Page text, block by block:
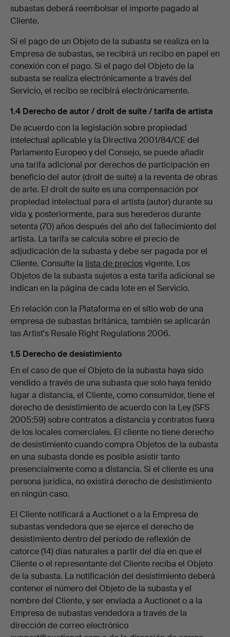
subastas deberá reembolsar el importe pagado al
Cliente.
Si el pago de un Objeto de la subasta se realiza en la
Empresa de subastas, se recibirá un recibo en papel en
conexión con el pago. Si el pago del Objeto de la
subasta se realiza electrónicamente a través del
Servicio, el recibo se recibirá electrónicamente.
1.4 Derecho de autor / droit de suite / tarifa de artista
De acuerdo con la legislación sobre propiedad
intelectual aplicable y la Directiva 2001/84/CE del
Parlamento Europeo y del Consejo, se puede añadir
una tarifa adicional por derechos de participación en
beneficio del autor (droit de suite) a la reventa de obras
de arte. El droit de suite es una compensación por
propiedad intelectual para el artista (autor) durante su
vida y, posteriormente, para sus herederos durante
setenta (70) años después del año del fallecimiento del
artista. La tarifa se calcula sobre el precio de
adjudicación de la subasta y debe ser pagada por el
Cliente. Consulte la lista de preciosvigente. Los
Objetos de la subasta sujetos a esta tarifa adicional se
indican en la página de cada lote en el Servicio.
En relación con la Plataforma en el sitio web de una
empresa de subastas británica, también se aplicarán
las Artist's Resale Right Regulations 2006.
1.5 Derecho de desistimiento
En el caso de que el Objeto de la subasta haya sido
vendido a través de una subasta que solo haya tenido
lugar a distancia, el Cliente, como consumidor, tiene el
derecho de desistimiento de acuerdo con la Ley (SFS
2005:59) sobre contratos a distancia y contratos fuera
de los locales comerciales. El cliente no tiene derecho
de desistimiento cuando compra Objetos de la subasta
en una subasta donde es posible asistir tanto
presencialmente como a distancia. Si el cliente es una
persona jurídica, no existirá derecho de desistimiento
en ningún caso.
El Cliente notificará a Auctionet o a la Empresa de
subastas vendedora que se ejerce el derecho de
desistimiento dentro del período de reflexión de
catorce (14) días naturales a partir del día en que el
Cliente o el representante del Cliente reciba el Objeto
de la subasta. La notificación del desistimiento deberá
contener el número del Objeto de la subasta y el
nombre del Cliente, y ser enviada a Auctionet o a la
Empresa de subastas vendedora a través de la
dirección de correo electrónico